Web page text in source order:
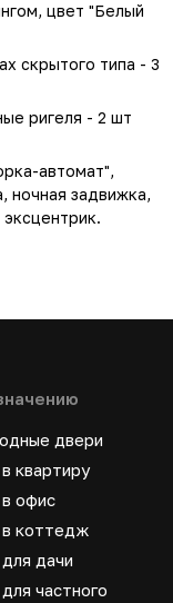
цвет "Белый
скрытого типа - 3
ригеля - 2 шт
автомат",
ночная задвижка,
двери
квартиру
офис
коттедж
дачи
частного